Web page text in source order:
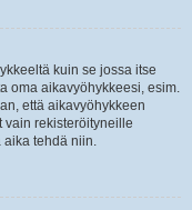
kuin se jossa itse
oma aikavyöhykkeesi, esim.
että aikavyöhykkeen
vain rekisteröityneille
aika tehdä niin.